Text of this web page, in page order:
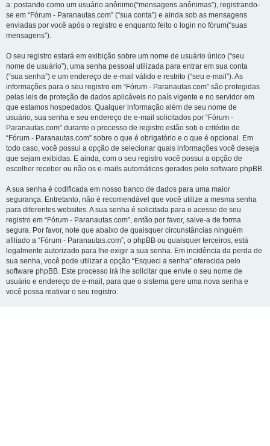
a: postando como um usuário anônimo(“mensagens anônimas”), registrando-
se em “Fórum - Paranautas.com” (“sua conta”) e ainda sob as mensagens
enviadas por você após o registro e enquanto feito o login no fórum(“suas
mensagens”).
O seu registro estará em exibição sobre um nome de usuário único (“seu
nome de usuário”), uma senha pessoal utilizada para entrar em sua conta
(“sua senha”) e um endereço de e-mail válido e restrito (“seu e-mail”). As
informações para o seu registro em “Fórum - Paranautas.com” são protegidas
pelas leis de proteção de dados aplicáveis no país vigente e no servidor em
que estamos hospedados. Qualquer informação além de seu nome de
usuário, sua senha e seu endereço de e-mail solicitados por “Fórum -
Paranautas.com” durante o processo de registro estão sob o critédio de
“Fórum - Paranautas.com” sobre o que é obrigatório e o que é opcional. Em
todo caso, você possui a opção de selecionar quais informações você deseja
que sejam exibidas. E ainda, com o seu registro você possui a opção de
escolher receber ou não os e-mails automáticos gerados pelo software phpBB.
A sua senha é codificada em nosso banco de dados para uma maior
segurança. Entretanto, não é recomendável que você utilize a mesma senha
para diferentes websites. A sua senha é solicitada para o acesso de seu
registro em “Fórum - Paranautas.com”, então por favor, salve-a de forma
segura. Por favor, note que abaixo de quaisquer circunstâncias ninguém
afiliado a “Fórum - Paranautas.com”, o phpBB ou quaisquer terceiros, está
legalmente autorizado para lhe exigir a sua senha. Em incidência da perda de
sua senha, você pode utilizar a opção “Esqueci a senha” oferecida pelo
software phpBB. Este processo irá lhe solicitar que envie o seu nome de
usuário e endereço de e-mail, para que o sistema gere uma nova senha e
você possa reativar o seu registro.